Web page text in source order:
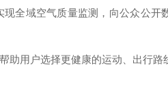
全域空气质量监测，向公众公开
用户选择更健康的运动、出行路